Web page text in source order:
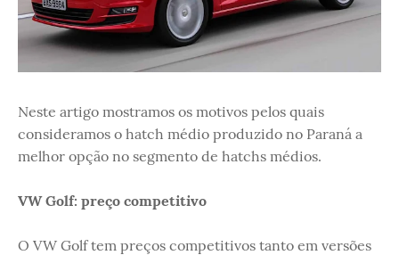
Neste artigo mostramos os motivos pelos quais
consideramos o hatch médio produzido no Paraná a
melhor opção no segmento de hatchs médios.
VW Golf: preço competitivo
O VW Golf tem preços competitivos tanto em versões